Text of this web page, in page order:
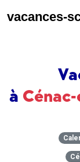
vacances-
à